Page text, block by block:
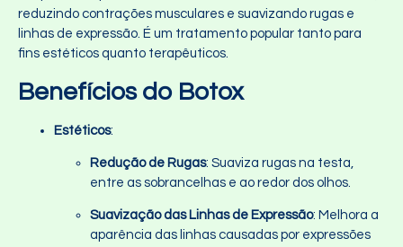
reduzindo contrações musculares e suavizando rugas e
linhas de expressão. É um tratamento popular tanto para
fins estéticos quanto terapêuticos.
Benefícios do Botox
Estéticos:
Redução de Rugas: Suaviza rugas na testa,
entre as sobrancelhas e ao redor dos olhos.
Suavização das Linhas de Expressão: Melhora a
aparência das linhas causadas por expressões